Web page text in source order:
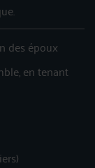
des époux
en tenant